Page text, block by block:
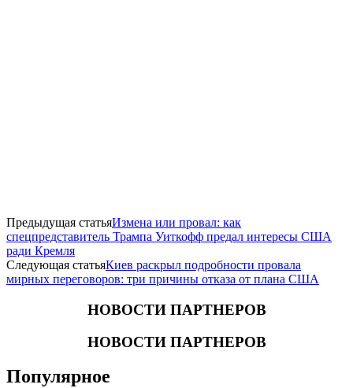
Предыдущая статьяИзмена или провал: как
спецпредставитель Трампа Уиткофф предал интересы США
ради Кремля
Следующая статьяКиев раскрыл подробности провала
мирных переговоров: три причины отказа от плана США
НОВОСТИ ПАРТНЕРОВ
НОВОСТИ ПАРТНЕРОВ
Популярное